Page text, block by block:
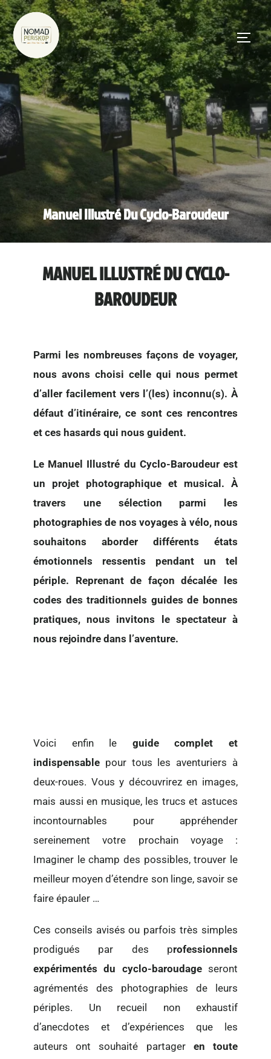
Manuel Illustré Du Cyclo-Baroudeur
MANUEL ILLUSTRÉ DU CYCLO-
BAROUDEUR
Parmi les nombreuses façons de voyager,
nous avons choisi celle qui nous permet
d’aller facilement vers l’(les) inconnu(s). À
défaut d’itinéraire, ce sont ces rencontres
et ces hasards qui nous guident.
Le Manuel Illustré du Cyclo-Baroudeur est
un projet photographique et musical. À
travers une sélection parmi les
photographies de nos voyages à vélo, nous
souhaitons aborder différents états
émotionnels ressentis pendant un tel
périple. Reprenant de façon décalée les
codes des traditionnels guides de bonnes
pratiques, nous invitons le spectateur à
nous rejoindre dans l’aventure.
Voici enfin le guide complet et
indispensable pour tous les aventuriers à
deux-roues. Vous y découvrirez en images,
mais aussi en musique, les trucs et astuces
incontournables pour appréhender
sereinement votre prochain voyage :
Imaginer le champ des possibles, trouver le
meilleur moyen d’étendre son linge, savoir se
faire épauler …
Ces conseils avisés ou parfois très simples
prodigués par des professionnels
expérimentés du cyclo-baroudageseront
agrémentés des photographies de leurs
périples. Un recueil non exhaustif
d’anecdotes et d’expériences que les
auteurs ont souhaité partager en toute